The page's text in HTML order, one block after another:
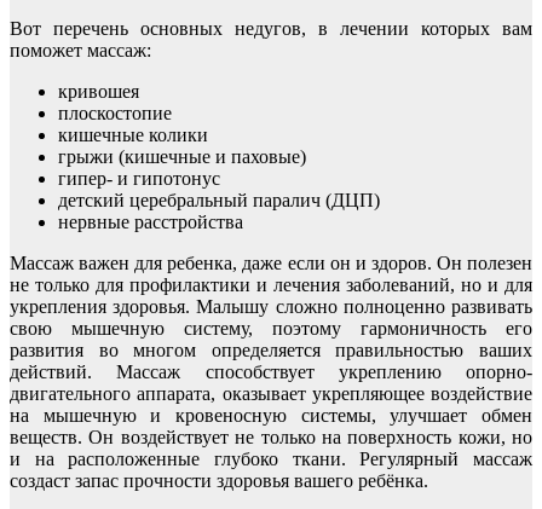
Вот перечень основных недугов, в лечении которых вам
поможет массаж:
кривошея
плоскостопие
кишечные колики
грыжи (кишечные и паховые)
гипер- и гипотонус
детский церебральный паралич (ДЦП)
нервные расстройства
Массаж важен для ребенка, даже если он и здоров. Он полезен
не только для профилактики и лечения заболеваний, но и для
укрепления здоровья. Малышу сложно полноценно развивать
свою мышечную систему, поэтому гармоничность его
развития во многом определяется правильностью ваших
действий. Массаж способствует укреплению опорно-
двигательного аппарата, оказывает укрепляющее воздействие
на мышечную и кровеносную системы, улучшает обмен
веществ. Он воздействует не только на поверхность кожи, но
и на расположенные глубоко ткани. Регулярный массаж
создаст запас прочности здоровья вашего ребёнка.